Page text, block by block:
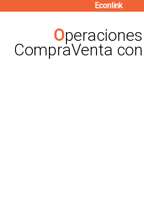
contenido
principal
Econlink
Operaciones de
CompraVenta